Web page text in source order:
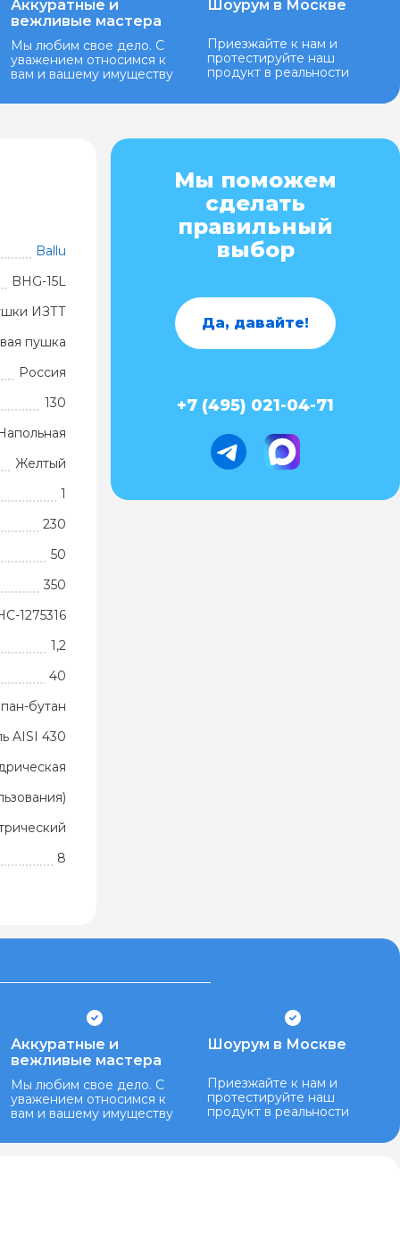
Аккуратные и
вежливые мастера
Мы любим свое дело. С
уважением относимся к
вам и вашему имуществу
Шоурум в Москве
Приезжайте к нам и
протестируйте наш
продукт в реальности
Ballu
BHG-15L
ИЗТТ
пушка
Россия
130
Желтый
1
230
50
350
1275316
1,2
40
бутан
AISI 430
8
Мы поможем
сделать
правильный
выбор
Да, давайте!
+7 (495) 021-04-71
Аккуратные и
вежливые мастера
Мы любим свое дело. С
уважением относимся к
вам и вашему имуществу
Шоурум в Москве
Приезжайте к нам и
протестируйте наш
продукт в реальности